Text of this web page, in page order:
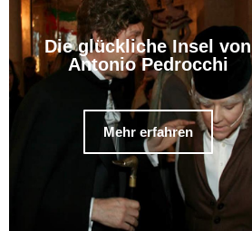
Die glückliche Insel von
Antonio Pedrocchi
Mehr erfahren